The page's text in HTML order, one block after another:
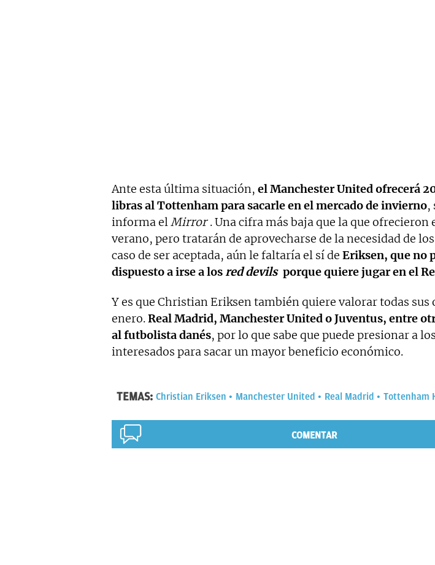
Ante esta última situación, el Manchester United ofrecerá
libras al Tottenham para sacarle en el mercado de invierno,
informa elMirror . Una cifra más baja que la que ofrecieron
verano, pero tratarán de aprovecharse de la necesidad de los
caso de ser aceptada, aún le faltaría el sí de Eriksen, que no
dispuesto a irse a los red devils porque quiere jugar en el
Y es que Christian Eriksen también quiere valorar todas sus
enero.Real Madrid, Manchester United o Juventus, entre
al futbolista danés, por lo que sabe que puede presionar a
interesados para sacar un mayor beneficio económico.
TEMAS: Christian Eriksen Manchester United Real Madrid Tottenham
COMENTAR